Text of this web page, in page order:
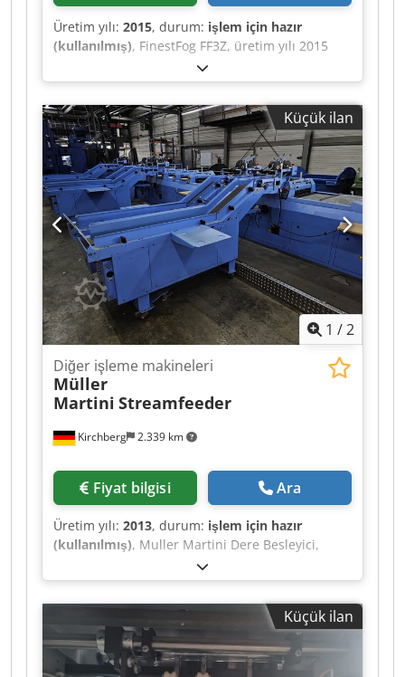
Üretim yılı: 2015, durum: işlem için hazır
(kullanılmış), FinestFog FF3Z, üretim yılı 2015
Dcsdet Uwiispfx Ah Isk 7 x çift nozul
Küçük ilan
1 /2
Kirchberg 2.339 km
Diğer işleme makineleri
Müller
Martini Streamfeeder
Fiyat bilgisi Ara
Üretim yılı: 2013, durum: işlem için hazır
(kullanılmış), Muller Martini Dere Besleyici,
yapım yılı 2013 Djdpfx Ahjt Iyhzj Ieck
Küçük ilan